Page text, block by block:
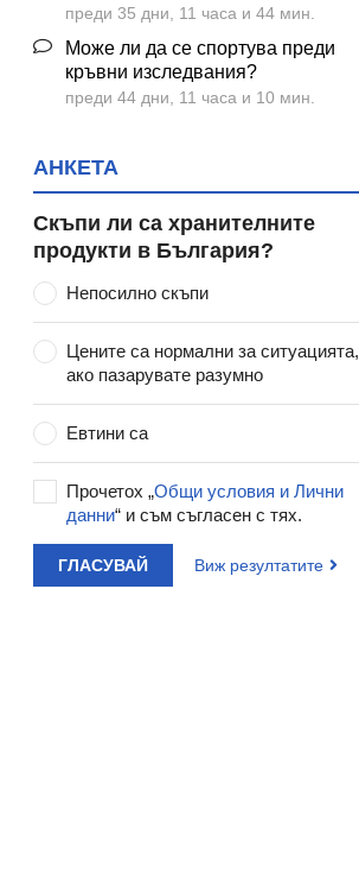
преди 35 дни, 11 часа и 44 мин.
Може ли да се спортува преди
кръвни изследвания?
преди 44 дни, 11 часа и 10 мин.
АНКЕТА
Скъпи ли са хранителните
продукти в България?
Непосилно скъпи
Цените са нормални за ситуацията,
ако пазарувате разумно
Евтини са
Прочетох „Общи условия и Лични
данни“ и съм съгласен с тях.
ГЛАСУВАЙ Виж резултатите